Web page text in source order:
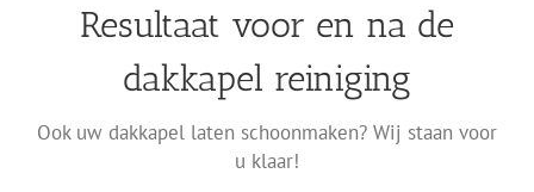
Resultaat voor en na de
dakkapel reiniging
Ook uw dakkapel laten schoonmaken? Wij staan voor
u klaar!